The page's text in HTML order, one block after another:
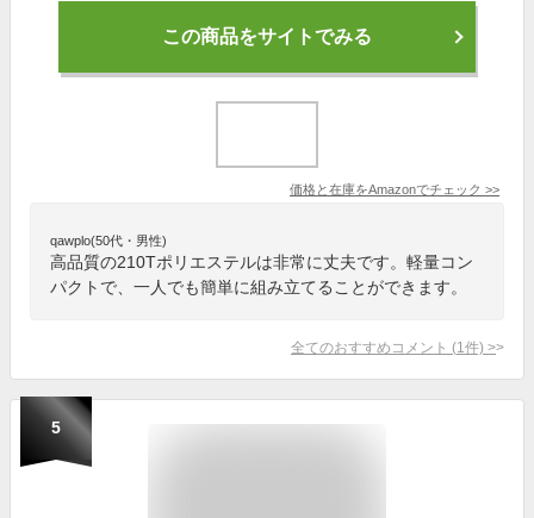
この商品をサイトでみる
価格と在庫をAmazonでチェック >>
qawplo(50代・男性)
高品質の210Tポリエステルは非常に丈夫です。軽量コン
パクトで、一人でも簡単に組み立てることができます。
全てのおすすめコメント (1 件) >
5